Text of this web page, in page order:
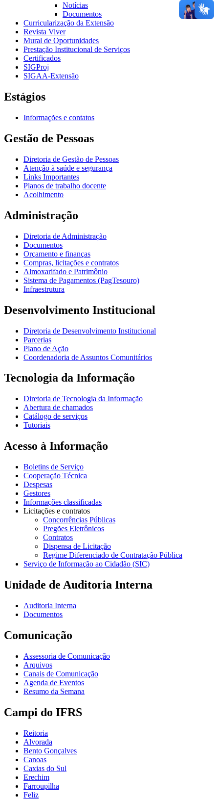
Notícias
Documentos
Curricularização da Extensão
Revista Viver
Mural de Oportunidades
Prestação Institucional de Serviços
Certificados
SIGProj
SIGAA-Extensão
Estágios
Informações e contatos
Gestão de Pessoas
Diretoria de Gestão de Pessoas
Atenção à saúde e segurança
Links Importantes
Planos de trabalho docente
Acolhimento
Administração
Diretoria de Administração
Documentos
Orçamento e finanças
Compras, licitações e contratos
Almoxarifado e Patrimônio
Sistema de Pagamentos (PagTesouro)
Infraestrutura
Desenvolvimento Institucional
Diretoria de Desenvolvimento Institucional
Parcerias
Plano de Ação
Coordenadoria de Assuntos Comunitários
Tecnologia da Informação
Diretoria de Tecnologia da Informação
Abertura de chamados
Catálogo de serviços
Tutoriais
Acesso à Informação
Boletins de Serviço
Cooperação Técnica
Despesas
Gestores
Informações classificadas
Licitações e contratos
Concorrências Públicas
Pregões Eletrônicos
Contratos
Dispensa de Licitação
Regime Diferenciado de Contratação Pública
Serviço de Informação ao Cidadão (SIC)
Unidade de Auditoria Interna
Auditoria Interna
Documentos
Comunicação
Assessoria de Comunicação
Arquivos
Canais de Comunicação
Agenda de Eventos
Resumo da Semana
Campi do IFRS
Reitoria
Alvorada
Bento Gonçalves
Canoas
Caxias do Sul
Erechim
Farroupilha
Feliz